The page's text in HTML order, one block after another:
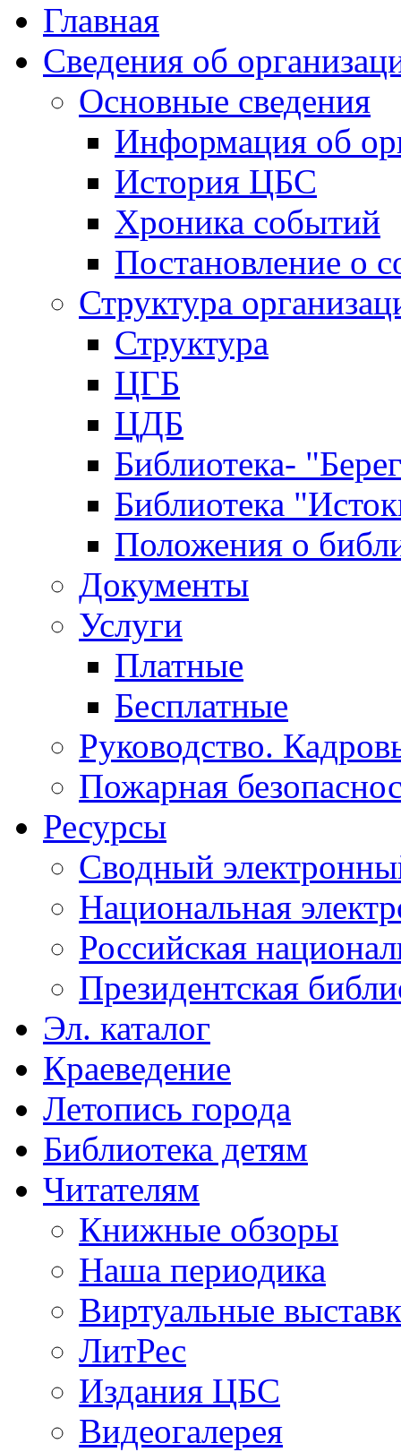
Главная
Сведения об
Основные сведения
Информация об
История ЦБС
Хроника событий
Постановление о
Структура
Структура
ЦГБ
ЦДБ
Библиотека-
Библиотека
Положения о
Документы
Услуги
Платные
Бесплатные
Руководство.
Пожарная
Ресурсы
Сводный
Национальная
Российская
Президентская
Эл. каталог
Краеведение
Летопись города
Библиотека детям
Читателям
Книжные обзоры
Наша периодика
Виртуальные
ЛитРес
Издания ЦБС
Видеогалерея